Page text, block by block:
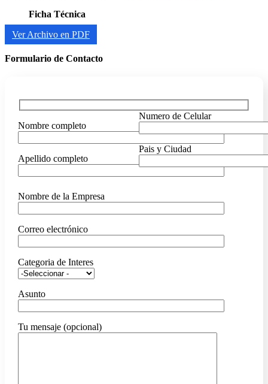
Ficha Técnica
Ver Archivo en PDF
Formulario de Contacto
Nombre completo
Apellido completo
Numero de Celular
Pais y Ciudad
Nombre de la Empresa
Correo electrónico
Categoria de Interes
Asunto
Tu mensaje (opcional)